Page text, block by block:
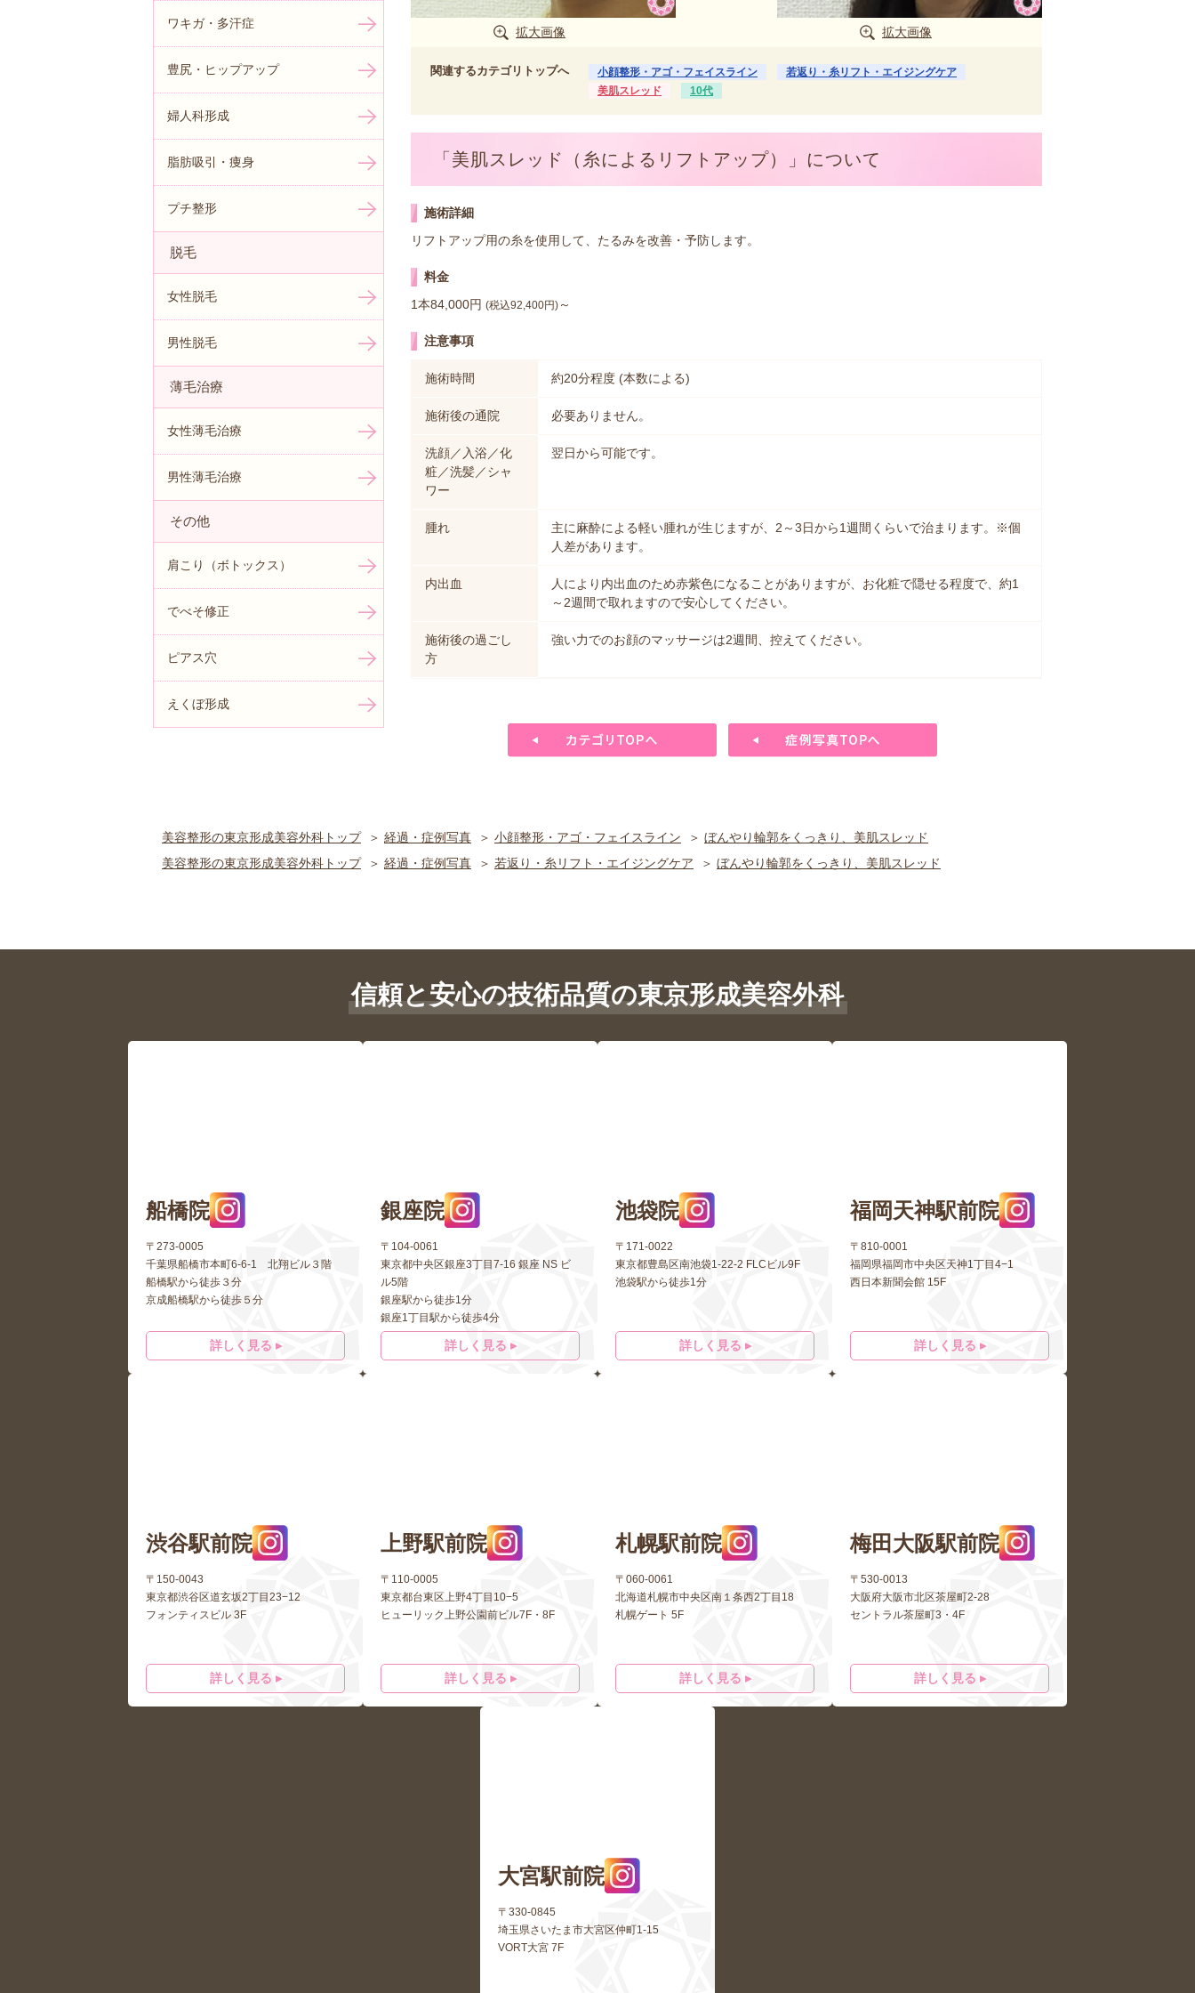
拡大画像 拡大画像
関連するカテゴリトップへ 小顔整形・アゴ・フェイスライン
若返り・糸リフト・エイジングケア
美肌スレッド
10代
「美肌スレッド（糸によるリフトアップ）」について
施術詳細
リフトアップ用の糸を使用して、たるみを改善・予防します。
料金
1本84,000円 (税込92,400円) ～
注意事項
施術時間 約20分程度 (本数による)
施術後の通院 必要ありません。
洗顔／入浴／化
粧／洗髪／シャ
ワー
翌日から可能です。
腫れ
主に麻酔による軽い腫れが生じますが、2～3日から1週間くらいで治まります。※個
人差があります。
内出血
人により内出血のため赤紫色になることがありますが、お化粧で隠せる程度で、約1
～2週間で取れますので安心してください。
施術後の過ごし
方
強い力でのお顔のマッサージは2週間、控えてください。
ワキガ・多汗症
豊尻・ヒップアップ
婦人科形成
脂肪吸引・痩身
プチ整形
脱毛
女性脱毛
男性脱毛
薄毛治療
女性薄毛治療
男性薄毛治療
その他
肩こり（ボトックス）
でべそ修正
ピアス穴
えくぼ形成
美容整形の東京形成美容外科トップ 経過・症例写真 小顔整形・アゴ・フェイスライン
ぼんやり輪郭をくっきり、美肌スレッド
美容整形の東京形成美容外科トップ
経過・症例写真 若返り・糸リフト・エイジングケア ぼんやり輪郭をくっきり、美肌スレッド
信頼と安心の技術品質の東京形成美容外科
船橋院
〒273-0005
千葉県船橋市本町6-6-1 北翔ビル３階
船橋駅から徒歩３分
京成船橋駅から徒歩５分
詳しく見る ▸
銀座院
〒104-0061
東京都中央区銀座3丁目7-16 銀座 NS ビ
ル5階
銀座駅から徒歩1分
銀座1丁目駅から徒歩4分
詳しく見る ▸
池袋院
〒171-0022
東京都豊島区南池袋1-22-2 FLCビル9F
池袋駅から徒歩1分
詳しく見る ▸
福岡天神駅前院
〒810-0001
福岡県福岡市中央区天神1丁目4−1
西日本新聞会館 15F
詳しく見る ▸
渋谷駅前院
〒150-0043
東京都渋谷区道玄坂2丁目23−12
フォンティスビル 3F
詳しく見る ▸
上野駅前院
〒110-0005
東京都台東区上野4丁目10−5
ヒューリック上野公園前ビル7F・8F
詳しく見る ▸
札幌駅前院
〒060-0061
北海道札幌市中央区南１条西2丁目18
札幌ゲート 5F
詳しく見る ▸
梅田大阪駅前院
〒530-0013
大阪府大阪市北区茶屋町2-28
セントラル茶屋町3・4F
詳しく見る ▸
大宮駅前院
〒330-0845
埼玉県さいたま市大宮区仲町1-15
VORT大宮 7F